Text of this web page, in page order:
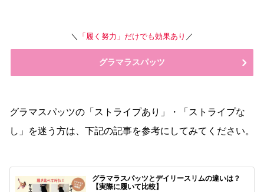
＼ 「履く努力」だけでも効果あり ／
グラマラスパッツ
グラマスパッツの「ストライプあり」・「ストライプな
し」を迷う方は、下記の記事を参考にしてみてください。
グラマラスパッツとデイリースリムの違いは？
【実際に履いて比較】